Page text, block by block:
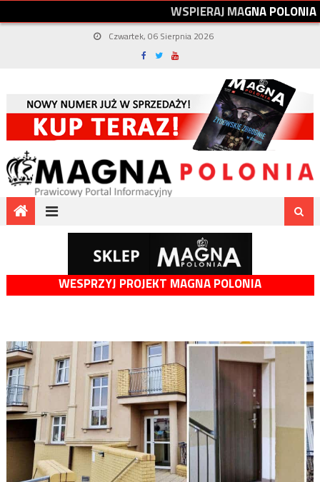
WSPIERAJMAGNAPOLONIA
Czwartek, 06 Sierpnia 2026
WESPRZYJ PROJEKT MAGNA POLONIA